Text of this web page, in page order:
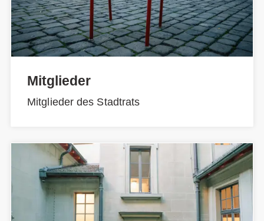
Mitglieder
Mitglieder des Stadtrats